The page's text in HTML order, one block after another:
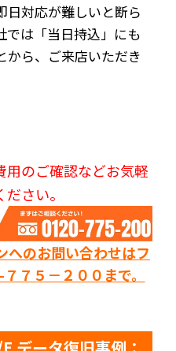
日対応が難しいと断ら
では「当日持込」にも
から、ご来店いただき
用のご確認などお気軽
さい。
へのお問い合わせはフ
７５－２００まで。